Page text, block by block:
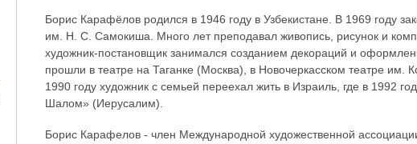
Борис Карафёлов родился в 1946 году в Узбекистане. В 1969 году
им. Н. С. Самокиша. Много лет преподавал живопись, рисунок и
художник-постановщик занимался созданием декораций и
прошли в театре на Таганке (Москва), в Новочеркасском театре
1990 году художник с семьей переехал жить в Израиль, где в 1992
Шалом» (Иерусалим).
Борис Карафелов - член Международной художественной